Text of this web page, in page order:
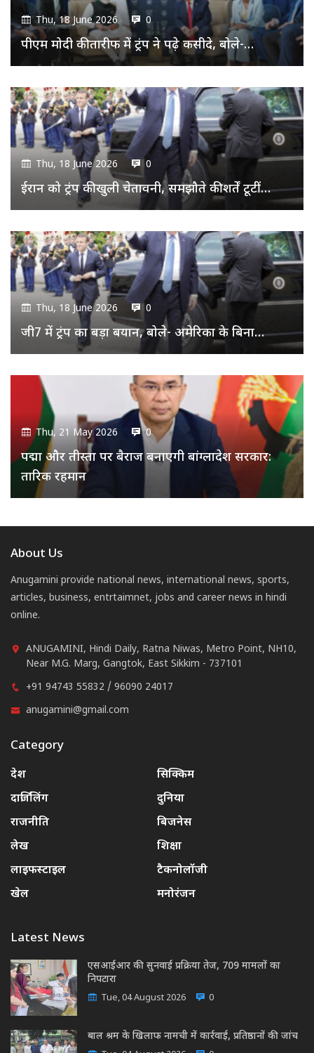
Thu, 18 June 2026 0
पीएम मोदी की तारीफ में ट्रंप ने पढ़े कसीदे, बोले-…
Thu, 18 June 2026 0
ईरान को ट्रंप की खुली चेतावनी, समझौते की शर्तें टूटीं…
Thu, 18 June 2026 0
जी7 में ट्रंप का बड़ा बयान, बोले- अमेरिका के बिना…
Thu, 21 May 2026 0
पद्मा और तीस्ता पर बैराज बनाएगी बांग्लादेश सरकार:
तारिक रहमान
About Us
Anugamini provide national news, international news, sports,
articles, business, entrtaimnet, jobs and career news in hindi
online.
ANUGAMINI, Hindi Daily, Ratna Niwas, Metro Point, NH10,
Near M.G. Marg, Gangtok, East Sikkim - 737101
+91 94743 55832 / 96090 24017
anugamini@gmail.com
Category
देश
सिक्किम
दार्जिलिंग
दुनिया
राजनीति
बिजनेस
लेख
शिक्षा
लाइफस्टाइल
टैकनोलॉजी
खेल
मनोरंजन
Latest News
एसआईआर की सुनवाई प्रक्रिया तेज, 709 मामलों का
निपटारा
Tue, 04 August 2026 0
बाल श्रम के खिलाफ नामची में कार्रवाई, प्रतिष्ठानों की जांच